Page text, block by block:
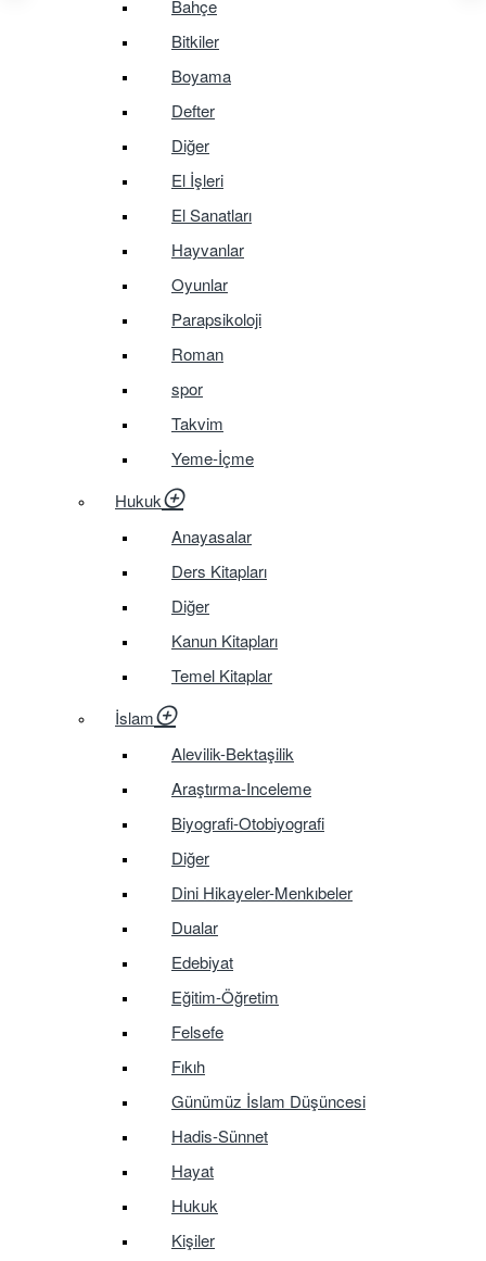
Bahçe
Bitkiler
Boyama
Defter
Diğer
El İşleri
El Sanatları
Hayvanlar
Oyunlar
Parapsikoloji
Roman
spor
Takvim
Yeme-İçme
Hukuk
Anayasalar
Ders Kitapları
Diğer
Kanun Kitapları
Temel Kitaplar
İslam
Alevilik-Bektaşilik
Araştırma-Inceleme
Biyografi-Otobiyografi
Diğer
Dini Hikayeler-Menkıbeler
Dualar
Edebiyat
Eğitim-Öğretim
Felsefe
Fıkıh
Günümüz İslam Düşüncesi
Hadis-Sünnet
Hayat
Hukuk
Kişiler